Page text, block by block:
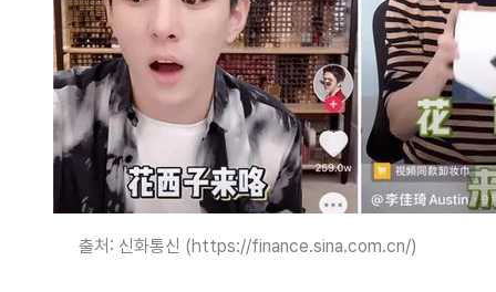
출처: 신화통신 (https://finance.sina.com.cn/)